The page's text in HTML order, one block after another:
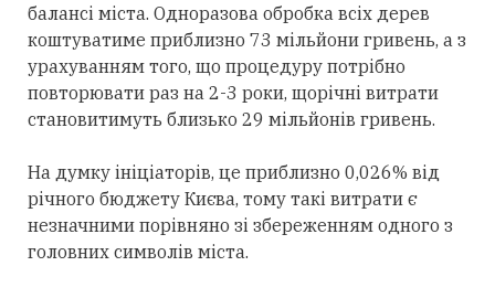
балансі міста. Одноразова обробка всіх дерев
коштуватиме приблизно 73 мільйони гривень, а з
урахуванням того, що процедуру потрібно
повторювати раз на 2-3 роки, щорічні витрати
становитимуть близько 29 мільйонів гривень.
На думку ініціаторів, це приблизно 0,026% від
річного бюджету Києва, тому такі витрати є
незначними порівняно зі збереженням одного з
головних символів міста.